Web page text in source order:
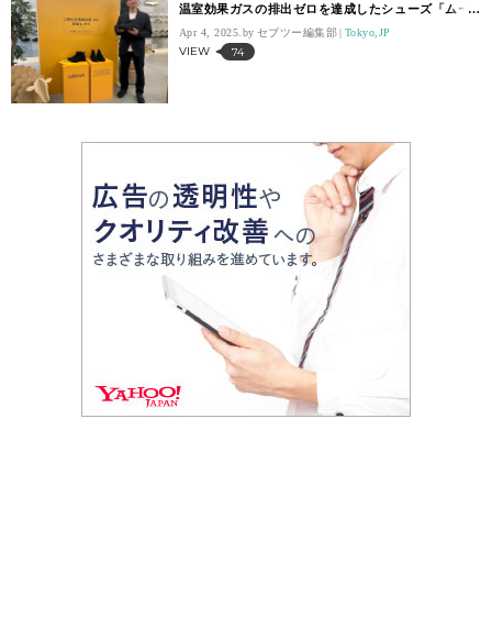
温室効果ガスの排出ゼロを達成したシューズ「ムー
ンショットゼロ」を発売
Apr 4, 2025. セブツー編集部 Tokyo,JP
VIEW 74